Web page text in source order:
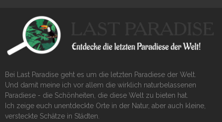
Bei Last Paradise geht es um die letzten Paradiese der Welt.
Und damit meine ich vor allem die wirklich naturbelassenen
Paradiese - die Schönheiten, die diese Welt zu bieten hat.
Ich zeige euch unentdeckte Orte in der Natur, aber auch kleine,
versteckte Schätze in Städten.